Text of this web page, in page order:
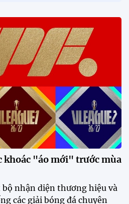
12:32 30/07/2026
Tiền đạo Đình Bắc: "Chỉ cần đội
không đều hạnh phúc"
12:20 30/07/2026
Phóng viên Singapore bất ngờ
xuất hiện tại sân tập để theo dõi
sao nhập tịch tuyển Việt Nam